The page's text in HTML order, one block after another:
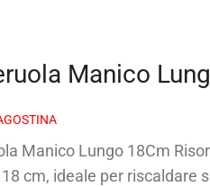
Manico
Manico Lungo 18Cm
18 cm, ideale per riscaldare